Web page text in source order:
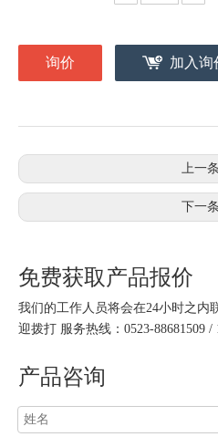
询价 加入询
上一
下一
免费获取产品报价
我们的工作人员将会在24小时之内
迎拨打 服务热线：0523-88681509 /
产品咨询